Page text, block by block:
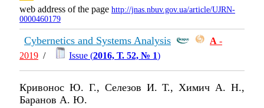
web address of the page http://jnas.nbuv.gov.ua/article/UJRN-
0000460179
Cybernetics and Systems Analysis А -
2019 / Issue (2016, Т. 52, № 1)
Кривонос Ю. Г., Селезов И. Т., Химич А. Н.,
Баранов А. Ю.